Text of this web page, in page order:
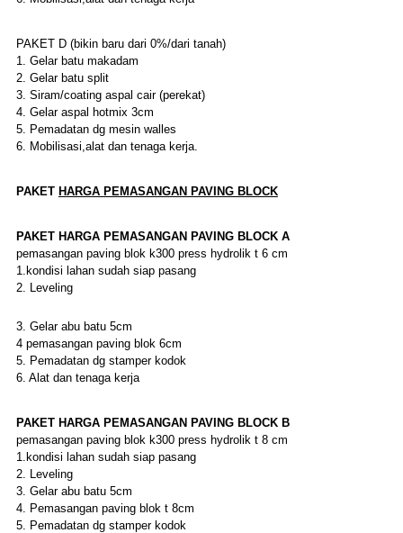
PAKET D (bikin baru dari 0%/dari tanah)
1. Gelar batu makadam
2. Gelar batu split
3. Siram/coating aspal cair (perekat)
4. Gelar aspal hotmix 3cm
5. Pemadatan dg mesin walles
6. Mobilisasi,alat dan tenaga kerja.
PAKET HARGA PEMASANGAN PAVING BLOCK
PAKET HARGA PEMASANGAN PAVING BLOCK A
pemasangan paving blok k300 press hydrolik t 6 cm
1.kondisi lahan sudah siap pasang
2. Leveling
3. Gelar abu batu 5cm
4 pemasangan paving blok 6cm
5. Pemadatan dg stamper kodok
6. Alat dan tenaga kerja
PAKET HARGA PEMASANGAN PAVING BLOCKB
pemasangan paving blok k300 press hydrolik t 8 cm
1.kondisi lahan sudah siap pasang
2. Leveling
3. Gelar abu batu 5cm
4. Pemasangan paving blok t 8cm
5. Pemadatan dg stamper kodok